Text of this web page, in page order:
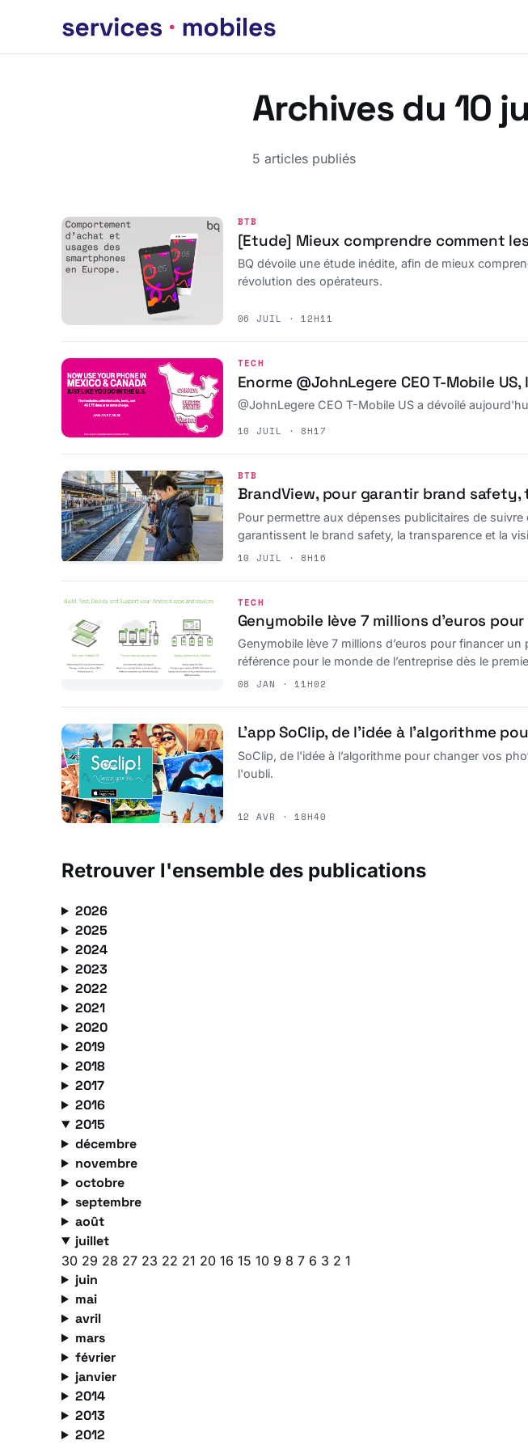
Archives du 10
5 articles publiés
BTB
[Etude] Mieux comprendre comment
BQ dévoile une étude inédite, afin de mieux
révolution des opérateurs.
06 JUIL · 12H11
TECH
Enorme @JohnLegere CEO T-Mobile
@JohnLegere CEO T-Mobile US a dévoilé
10 JUIL · 8H17
BTB
BrandView, pour garantir brand
Pour permettre aux dépenses publicitaires de
garantissent le brand safety, la transparence et la
10 JUIL · 8H16
TECH
Genymobile lève 7 millions d’euros
Genymobile lève 7 millions d’euros pour financer
référence pour le monde de l’entreprise dès le
08 JAN · 11H02
L’app SoClip, de l’idée à l’algorithme
SoClip, de l'idée à l’algorithme pour changer vos
l'oubli.
12 AVR · 18H40
Retrouver l'ensemble des publications
2026
2025
2024
2023
2022
2021
2020
2019
2018
2017
2016
2015
décembre
novembre
octobre
septembre
août
juillet
30 29 28 27 23 22 21 20 16 15 10 9 8 7 6 3 2 1
juin
mai
avril
mars
février
janvier
2014
2013
2012